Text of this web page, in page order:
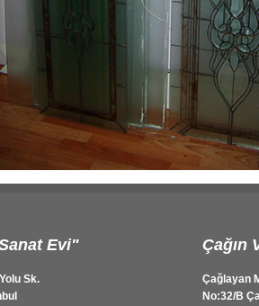
Evi"
Sk.
Çağın
Çağlayan
No:32/B